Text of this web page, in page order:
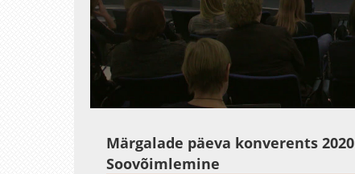
Loaded:
8.37%
Märgalade päeva konverents 2020
Soovõimlemine